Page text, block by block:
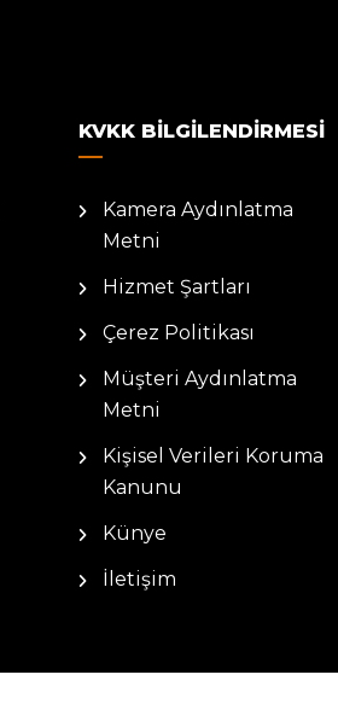
KVKK BILGILENDIRMESI
Kamera Aydınlatma
Metni
Hizmet Şartları
Çerez Politikası
Müşteri Aydınlatma
Metni
Kişisel Verileri Koruma
Kanunu
Künye
İletişim